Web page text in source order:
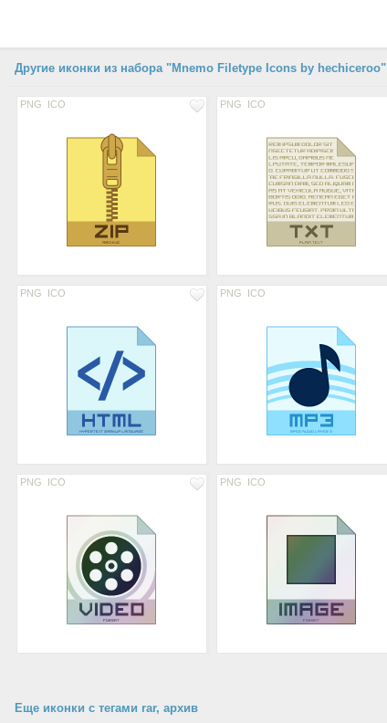
Другие иконки из набора "Mnemo Filetype Icons by hechiceroo"
PNG ICO PNG ICO
PNG ICO PNG ICO
PNG ICO PNG ICO
Еще иконки с тегами rar, архив